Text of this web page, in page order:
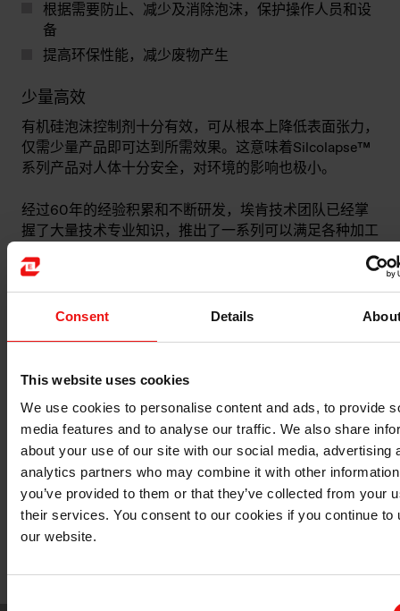
Consent Details
This website uses cookies
We use cookies to personalise content and ads, to provide
media features and to analyse our traffic. We also share
about your use of our site with our social media, advertising
analytics partners who may combine it with other
you’ve provided to them or that they’ve collected from your
their services. You consent to our cookies if you continue to
our website.
根据需要防止、减少及消除泡沫，保护操作人员和设
备
提高环保性能，减少废物产生
少量高效
有机硅泡沫控制剂十分有效，可从根本上降低表面张力，
仅需少量产品即可达到所需效果。这意味着Silcolapse™
系列产品对人体十分安全，对环境的影响也极小。
经过60年的经验积累和不断研发，埃肯技术团队已经掌
握了大量技术专业知识，推出了一系列可以满足各种加工
要求的有机硅泡沫控制剂和加工助剂。
从专属产品开发到现场技术服务，埃肯人随时准备为您提
供最佳产品和准确应用指南。
品。我们与客户建立长期研发合作伙伴关系，共同致力于
稳步改进材料，以满足客户在快速变化市场中的各种需
求。
埃肯：全价值链合作伙伴
正如埃肯企业宣言中所说，“我们是一支由专业人士组成
的专业团队，以热情为动力，致力于为客户提供敏捷、创
新解决方案，只因我们在乎！”埃肯是全球领先的一体化
设有研发实验室、生产基地和销售办事处。